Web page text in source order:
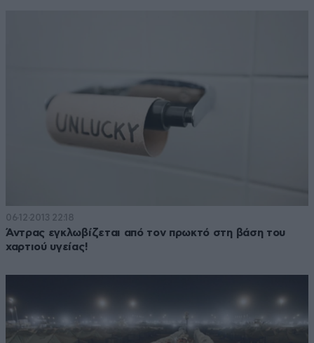
06·12·2013 22:18
Άντρας εγκλωβίζεται από τον πρωκτό στη βάση του
χαρτιού υγείας!